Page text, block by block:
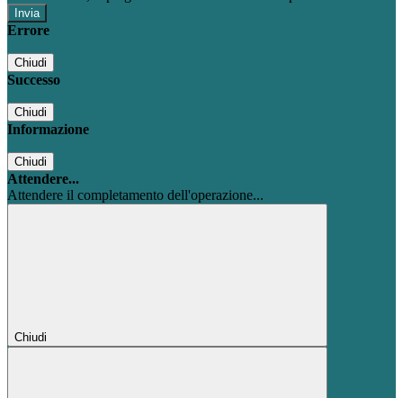
Errore
Chiudi
Successo
Chiudi
Informazione
Chiudi
Attendere...
Attendere il completamento dell'operazione...
Chiudi